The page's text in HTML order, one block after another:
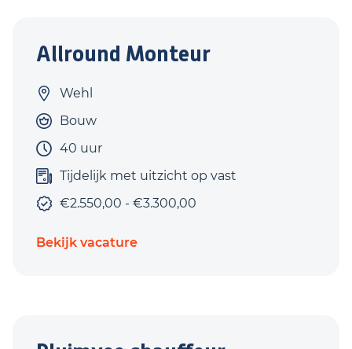
Allround Monteur
Wehl
Bouw
40 uur
Tijdelijk met uitzicht op vast
€2.550,00 - €3.300,00
Bekijk vacature